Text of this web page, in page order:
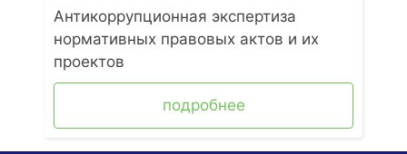
Антикоррупционная экспертиза
нормативных правовых актов и их
проектов
подробнее